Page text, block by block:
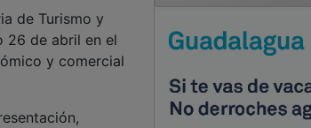
de Turismo y
26 de abril en el
y comercial